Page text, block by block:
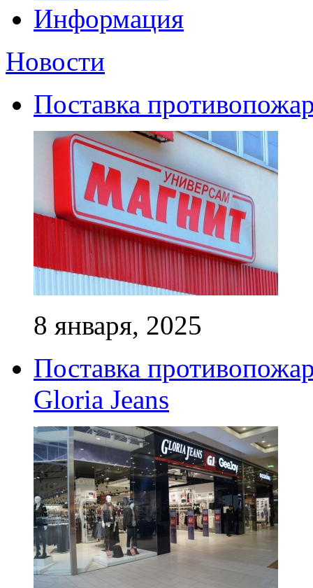
Информация
Новости
Поставка
8 января, 2025
Поставка
Gloria Jeans